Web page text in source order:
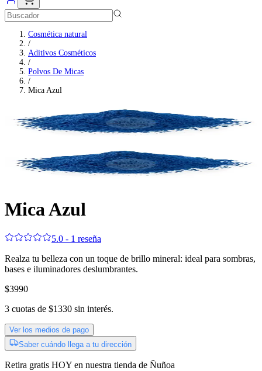
Cosmética natural
/
Aditivos Cosméticos
/
Polvos De Micas
/
Mica Azul
Mica Azul
5.0 - 1 reseña
Realza tu belleza con un toque de brillo mineral: ideal para sombras,
bases e iluminadores deslumbrantes.
$3990
3 cuotas de $1330 sin interés.
Ver los medios de pago
Saber cuándo llega a tu dirección
Retira gratis HOY en nuestra tienda de Ñuñoa